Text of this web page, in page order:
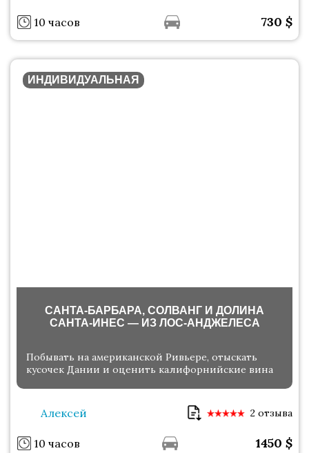
10 часов 730 $
ИНДИВИДУАЛЬНАЯ
САНТА-БАРБАРА, СОЛВАНГ И ДОЛИНА
САНТА-ИНЕС — ИЗ ЛОС-АНДЖЕЛЕСА
Побывать на американской Ривьере, отыскать
кусочек Дании и оценить калифорнийские вина
Алексей 2 отзыва
10 часов 1450 $